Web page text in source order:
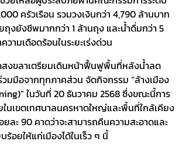
ครัวเรือน รวมวงเงินกว่า 4,790 ล้านบาท
งยังชีพมากกว่า 1 ล้านถุง และน้ำดื่มกว่า 5
วามเดือดร้อนในระยะเร่งด่วน
งขลาเตรียมเดินหน้าฟื้นฟูพื้นที่หลังน้ำลด
มมือจากทุกภาคส่วน จัดกิจกรรม “ล้างเมือง
ในวันที่ 20 ธันวาคม 2568 ซึ่งขณะนี้การ
นเขตเทศบาลนครหาดใหญ่และพื้นที่ใกล้เคียง
ละ 90 คาดว่าจะสามารถคืนความสะอาดและ
ร้อยให้แก่เมืองได้ในเร็ว ๆ นี้